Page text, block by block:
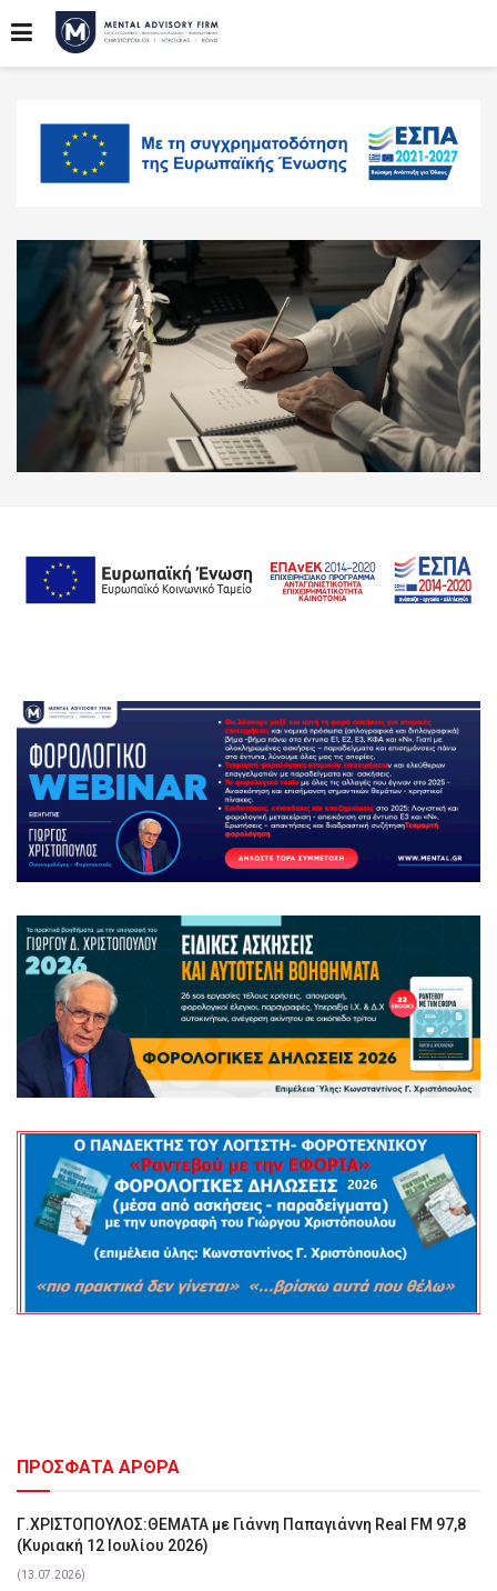
ΠΡΟΣΦΑΤΑ ΑΡΘΡΑ
Γ.ΧΡΙΣΤΟΠΟΥΛΟΣ:ΘΕΜΑΤΑ με Γιάννη Παπαγιάννη Real FM 97,8
(Κυριακή 12 Ιουλίου 2026)
(13.07.2026)